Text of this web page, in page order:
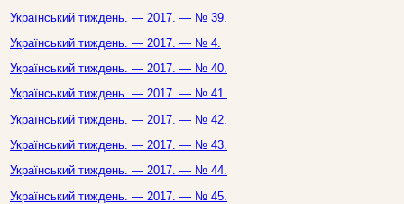
Український тиждень. — 2017. — № 39.
Український тиждень. — 2017. — № 4.
Український тиждень. — 2017. — № 40.
Український тиждень. — 2017. — № 41.
Український тиждень. — 2017. — № 42.
Український тиждень. — 2017. — № 43.
Український тиждень. — 2017. — № 44.
Український тиждень. — 2017. — № 45.